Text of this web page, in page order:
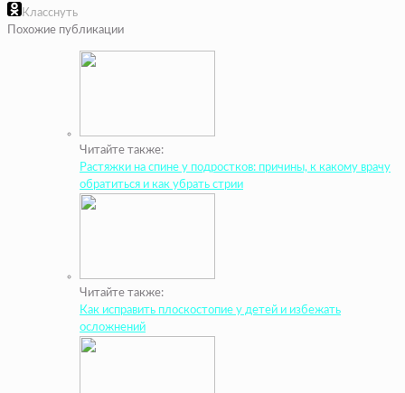
Класснуть
Похожие публикации
Читайте также:
Растяжки на спине у подростков: причины, к какому врачу
обратиться и как убрать стрии
Читайте также:
Как исправить плоскостопие у детей и избежать
осложнений